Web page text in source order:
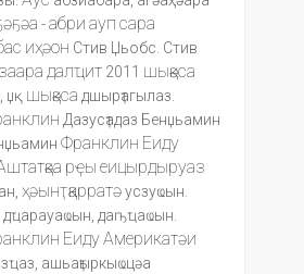
-абри ауп сара
иҳәон Стив Џьобс. Стив
далҵит 2011 шықәса
џқ шықәса дшырҭагылаз.
Дазусҭадаз Бенџьамин
Франклин Еиду
рҿы еицырдыруаз
ҳәынҭқарратәусзуҩын.
дҵарауаҩын, даҧҵаҩын.
ЕидуАмерикатәи
ашьаҭыркыҩцәа